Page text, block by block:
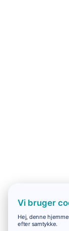
Vi bruger
Hej, denne
efter samtykke.